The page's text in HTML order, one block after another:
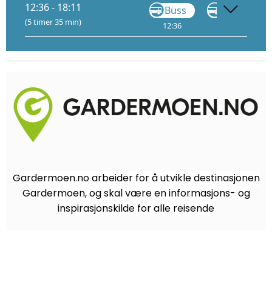
12:36 - 18:11
(5 timer 35 min)
Buss
12:36
Buss
Gardermoen.no arbeider for å utvikle destinasjonen
Gardermoen, og skal være en informasjons- og
inspirasjonskilde for alle reisende